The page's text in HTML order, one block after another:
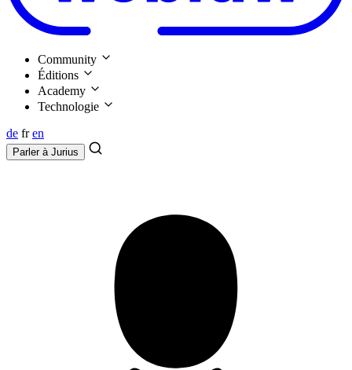
Community
Éditions
Academy
Technologie
de fr en
Parler à Jurius